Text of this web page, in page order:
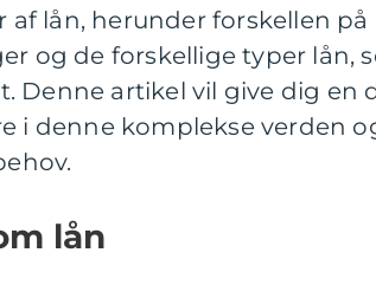
lån, herunder forskellen på
og de forskellige typer lån,
Denne artikel vil give dig en
i denne komplekse verden
lån